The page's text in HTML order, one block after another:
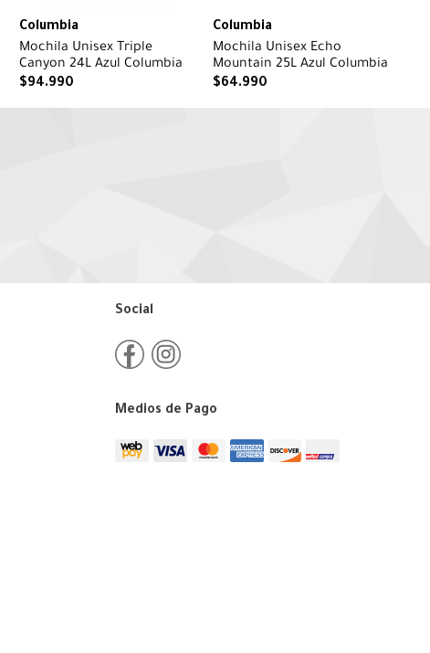
Columbia
Mochila Unisex Triple
Canyon 24L Azul Columbia
$94.990
Columbia
Mochila Unisex Echo
Mountain 25L Azul Columbia
$64.990
Social
Medios de Pago